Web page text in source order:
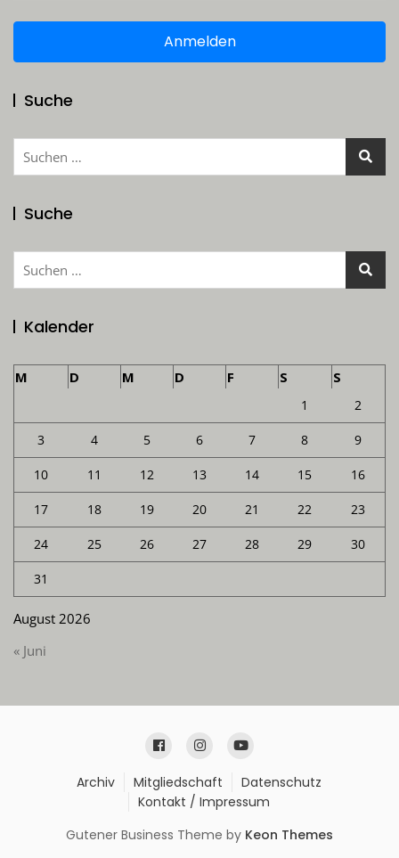
Anmelden
Suche
Suchen
Suche
Suchen
Kalender
August 2026
M D M D F S S
1 2
3 4 5 6 7 8 9
10 11 12 13 14 15 16
17 18 19 20 21 22 23
24 25 26 27 28 29 30
31
« Juni
Archiv Mitgliedschaft
Datenschutz
Kontakt / Impressum
Gutener Business Theme by Keon Themes